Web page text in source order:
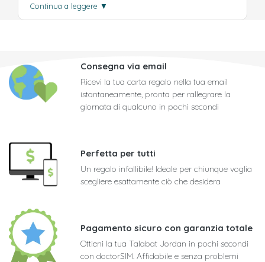
Continua a leggere ▼
Consegna via email
Ricevi la tua carta regalo nella tua email
istantaneamente, pronta per rallegrare la
giornata di qualcuno in pochi secondi
Perfetta per tutti
Un regalo infallibile! Ideale per chiunque voglia
scegliere esattamente ciò che desidera
Pagamento sicuro con garanzia totale
Ottieni la tua Talabat Jordan in pochi secondi
con doctorSIM. Affidabile e senza problemi